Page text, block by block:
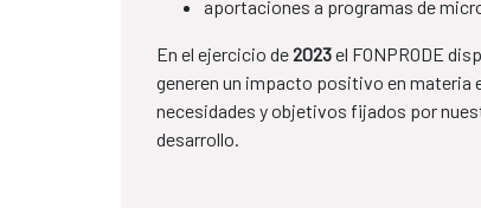
aportaciones a programas de
En el ejercicio de2023el FONPRODE
generen un impacto positivo en materia
necesidades y objetivos fijados por
desarrollo.